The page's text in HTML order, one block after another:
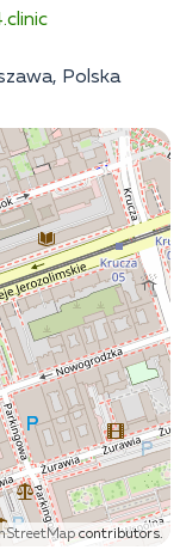
Polska
contributors.